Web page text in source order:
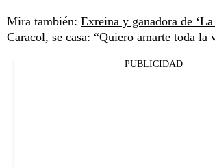
Mira también: Exreina y ganadora de
Caracol, se casa: “Quiero amarte toda la
PUBLICIDAD